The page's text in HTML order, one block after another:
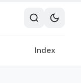
Index